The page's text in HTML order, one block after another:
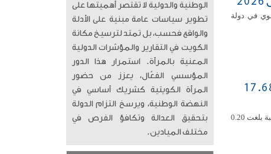
في دولة
تغلق تعاملاتها على انخفاض مؤشرها العام 17.68
أغلقت بورصة الكويت تعاملاتها اليوم الاثنين على انخفاض مشرها العام 17.68 نقطة بنسبة بلغت 0.20
الوطنية والدولية لا تقتصر أهميتها على
تطوير سياسات عامة مبنية على الأدلة
والواقع فحسب، بل تمتد لترسيخ مكانة
الكويت في التقارير والمؤشرات الدولية
المعنية بالمرأة. ​ استمرار هذا الدور
المؤسسي الفعّال، يعزز من حضور
المرأة الكويتية كشريك أساسي في
النهضة الوطنية، ويرسخ التزام الدولة
بتحقيق العدالة وتكافؤ الفرص في
مختلف الميادين.